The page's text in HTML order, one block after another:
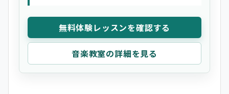
無料体験レッスンを確認する
音楽教室の詳細を見る